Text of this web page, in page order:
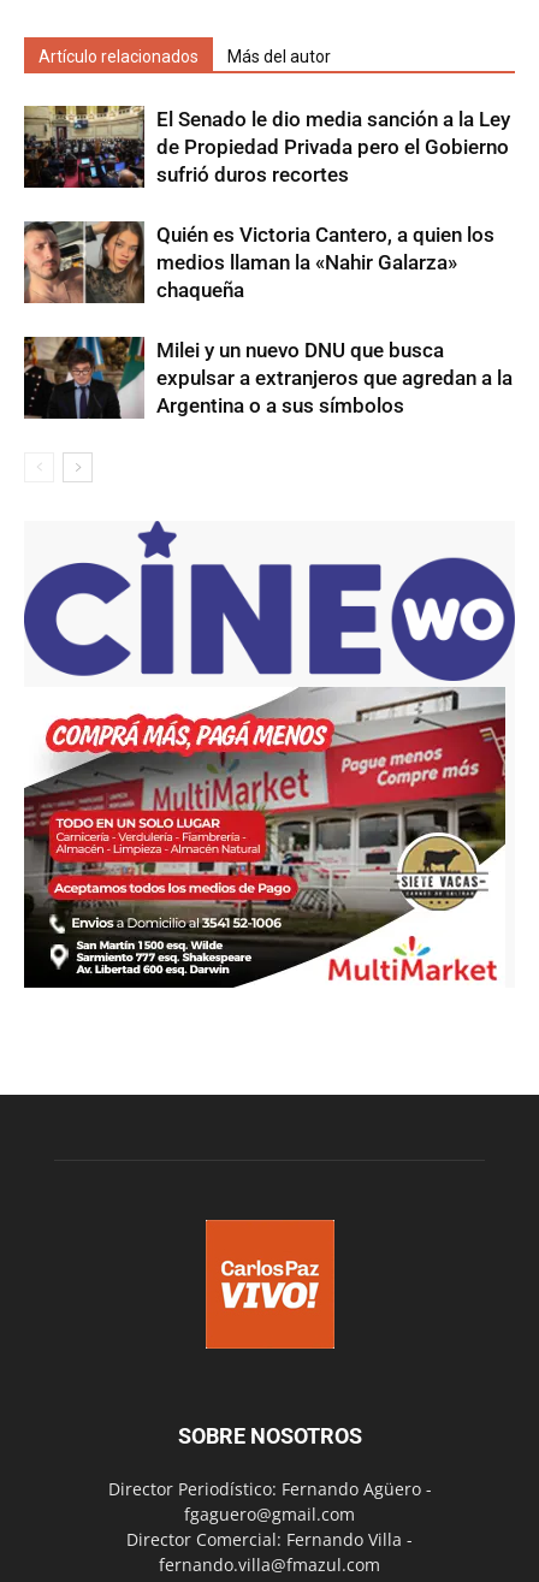
Artículo relacionados Más del autor
El Senado le dio media sanción a la Ley
de Propiedad Privada pero el Gobierno
sufrió duros recortes
Quién es Victoria Cantero, a quien los
medios llaman la «Nahir Galarza»
chaqueña
Milei y un nuevo DNU que busca
expulsar a extranjeros que agredan a la
Argentina o a sus símbolos
SOBRE NOSOTROS
Director Periodístico: Fernando Agüero -
fgaguero@gmail.com
Director Comercial: Fernando Villa -
fernando.villa@fmazul.com